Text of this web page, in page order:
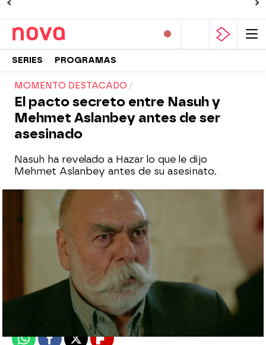
SERIES PROGRAMAS
MOMENTO DESTACADO
El pacto secreto entre Nasuh y
Mehmet Aslanbey antes de ser
asesinado
Nasuh ha revelado a Hazar lo que le dijo
Mehmet Aslanbey antes de su asesinato.
Madrid
21 de diciembre de 2020, 06:04